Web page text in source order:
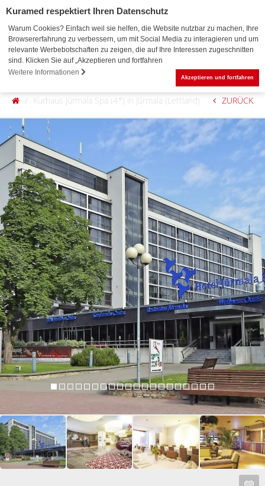
Kuramed respektiert Ihren Datenschutz
Warum Cookies? Einfach weil sie helfen, die Website nutzbar zu machen, Ihre
Browsererfahrung zu verbessern, um mit Social Media zu interagieren und um
relevante Werbebotschaften zu zeigen, die auf Ihre Interessen zugeschnitten
sind. Klicken Sie auf „Akzeptieren und fortfahren
Weitere Informationen
Akzeptieren und fortfahren
Kurhaus Jūrmala Spa (4*) in Jūrmala (Lettland) ZURÜCK